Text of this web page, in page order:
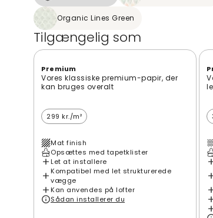
Organic Lines Green
Tilgængelig som
Premium
Vores klassiske premium-papir, der
kan bruges overalt
299 kr./m²
Mat finish
Opsættes med tapetklister
Let at installere
Kompatibel med let strukturerede
vægge
Kan anvendes på lofter
Sådan installerer du